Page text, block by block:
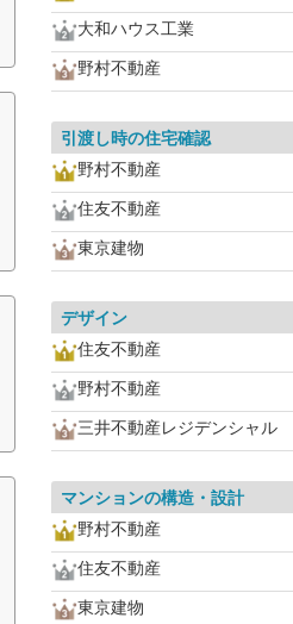
大和ハウス工業
野村不動産
引渡し時の住宅確認
野村不動産
住友不動産
東京建物
デザイン
住友不動産
野村不動産
三井不動産レジデンシャル
マンションの構造・設計
野村不動産
住友不動産
東京建物